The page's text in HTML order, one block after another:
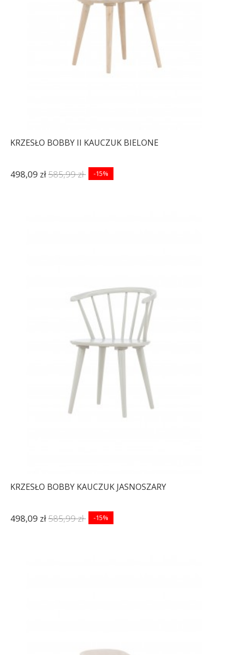
KRZESŁO BOBBY II KAUCZUK BIELONE
498,09 zł585,99 zł -15%
KRZESŁO BOBBY KAUCZUK JASNOSZARY
498,09 zł585,99 zł -15%